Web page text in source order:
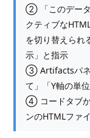
② 「このデータ
クティブな
を切り替えられ
示」と指示
③ Artifactsパネ
て」「Y軸の単
④ コードタブか
ンのHTMLファ